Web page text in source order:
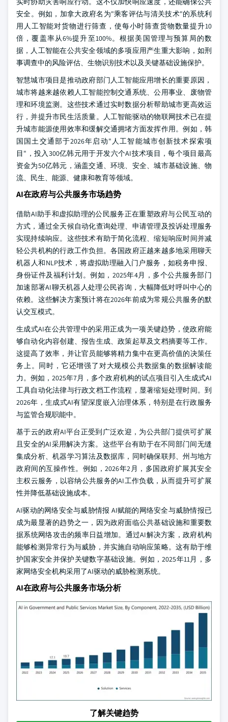
安全。例如，加拿大政府名为"乘客评估与清关技术"的系统利
用人工智能对货物进行筛查，使每小时筛查货物数量提升10
倍，覆盖率从6%提升至100%。根据美国管理与预算局的数
据，人工智能在公共安全领域的多项应用产生重大影响，如刑
事调查中的风险评估、生物识别技术以及关键基础设施保护。
智慧城市项目是推动政府部门人工智能应用增长的重要原因，
城市将越来越依赖人工智能控制交通系统、公用事业、废物管
理和环境监测。这些技术通过实时数据分析帮助城市更高效运
行，并提升市民生活质量。人工智能驱动的物联网技术已在提
升城市能源使用效率和缓解交通拥堵方面发挥作用。例如，韩
国国土交通部于2026年启动"人工智能城市创新技术探索项
目"，投入300亿韩元用于开发六个AI技术项目，每个项目最高
资金为50亿韩元，涵盖交通、环境、安全、城市基础设施、物
流、民生、能源、健康和教育等领域。
AI在政府与公共服务市场趋势
借助AI助手和虚拟助理的公民服务正在重塑政府与公民互动的
方式，通过全天候自动化查询处理、申请管理及投诉处理服务
实现持续响应。这些技术有助于简化流程、缩短响应时间并减
轻公共机构的行政工作负担。各国政府正越来越多地采用聊天
机器人和NLP技术，将虚拟助理融入门户服务，如税务申报、
身份证件及福利计划。例如，2025年4月，多个公共服务部门
加速部署AI聊天机器人处理公民咨询，大幅降低对呼叫中心的
依赖。这些解决方案预计将在2026年前成为常规公共服务的默
认交互模式。
生成式AI在公共管理中的采用正成为一项关键趋势，使政府能
够自动化内容创建、报告生成、政策起草及文档摘要等工作。
这提高了效率，并让官员能够将精力集中在更高价值的决策任
务上。同时，它还增强了对大规模公共数据集的数据解读能
力。例如，2025年7月，多个政府机构的试点项目引入生成式AI
工具自动化法律与行政文档工作流程，显著缩短处理时间。到
2026年，生成式AI有望深度嵌入治理体系，特别是在行政服务
与监管合规职能中。
基于云的政府AI平台正受到广泛欢迎，为公共部门提供可扩展
且安全的AI采用解决方案。这些平台有助于在不同部门间无缝
集成分析、机器学习算法及数据库，同时确保联邦、州与地方
政府间的互操作性。例如，2026年2月，多国政府扩展其安全
主权云服务，以容纳公共服务的AI工作负载，从而提升可扩展
性并降低基础设施成本。
AI驱动的网络安全与威胁情报 AI赋能的网络安全与威胁情报已
成为最显著的趋势之一，因为政府面临公共基础设施和重要数
据系统网络攻击的频率日益增加。通过AI解决方案，政府机构
能够检测异常行为与威胁，并实施自动响应策略。这有助于维
护国家安全并保护关键数字基础设施。例如，2025年11月，多
家网络安全机构采用了AI驱动的威胁检测系统。
AI在政府与公共服务市场分析
了解关键趋势